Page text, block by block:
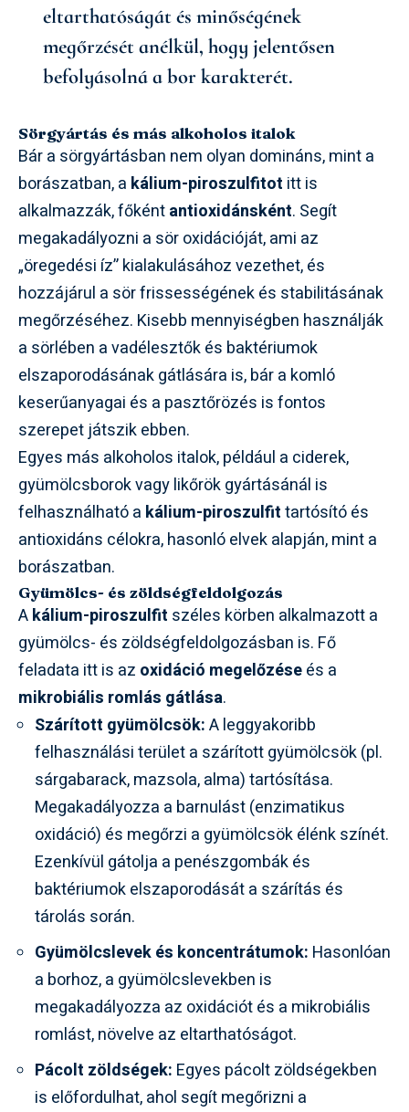
eltarthatóságát és minőségének
megőrzését anélkül, hogy jelentősen
befolyásolná a bor karakterét.
Sörgyártás és más alkoholos italok
Bár a sörgyártásban nem olyan domináns, mint a
borászatban, a kálium-piroszulfitot itt is
alkalmazzák, főkéntantioxidánsként. Segít
megakadályozni a sör oxidációját, ami az
„öregedési íz” kialakulásához vezethet, és
hozzájárul a sör frissességének és stabilitásának
megőrzéséhez. Kisebb mennyiségben használják
a sörlében a vadélesztők és baktériumok
elszaporodásának gátlására is, bár a komló
keserűanyagai és a pasztőrözés is fontos
szerepet játszik ebben.
Egyes más alkoholos italok, például a ciderek,
gyümölcsborok vagy likőrök gyártásánál is
felhasználható a kálium-piroszulfittartósító és
antioxidáns célokra, hasonló elvek alapján, mint a
borászatban.
Gyümölcs- és zöldségfeldolgozás
Akálium-piroszulfit széles körben alkalmazott a
gyümölcs- és zöldségfeldolgozásban is. Fő
feladata itt is az oxidáció megelőzéseés a
mikrobiális romlás gátlása.
Szárított gyümölcsök:A leggyakoribb
felhasználási terület a szárított gyümölcsök (pl.
sárgabarack, mazsola, alma) tartósítása.
Megakadályozza a barnulást (enzimatikus
oxidáció) és megőrzi a gyümölcsök élénk színét.
Ezenkívül gátolja a penészgombák és
baktériumok elszaporodását a szárítás és
tárolás során.
Gyümölcslevek és koncentrátumok: Hasonlóan
a borhoz, a gyümölcslevekben is
megakadályozza az oxidációt és a mikrobiális
romlást, növelve az eltarthatóságot.
Pácolt zöldségek: Egyes pácolt zöldségekben
is előfordulhat, ahol segít megőrizni a